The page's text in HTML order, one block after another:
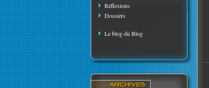
Réflexions
Dossiers
Le blog du Blog